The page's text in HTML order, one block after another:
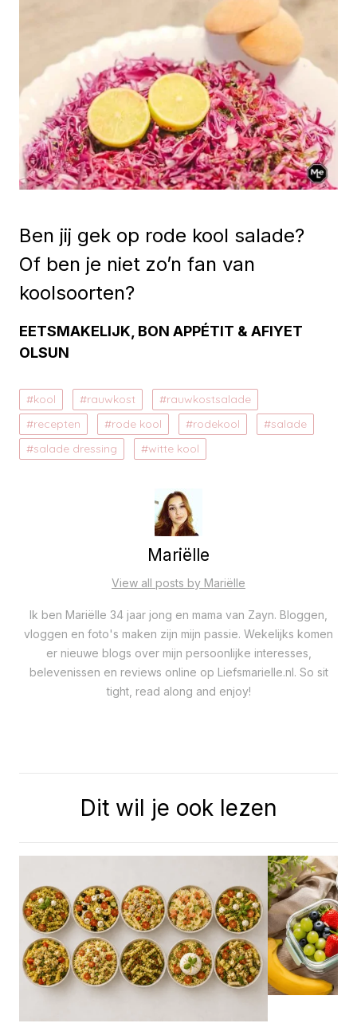
Ben jij gek op rode kool salade?
Of ben je niet zo’n fan van
koolsoorten?
EETSMAKELIJK, BON APPÉTIT & AFIYET
OLSUN
kool rauwkost
rauwkostsalade
recepten
rode kool rodekool
salade
salade dressing
witte kool
Mariëlle
View all posts by Mariëlle
Ik ben Mariëlle 34 jaar jong en mama van Zayn. Bloggen,
vloggen en foto's maken zijn mijn passie. Wekelijks komen
er nieuwe blogs over mijn persoonlijke interesses,
belevenissen en reviews online op Liefsmarielle.nl. So sit
tight, read along and enjoy!
Dit wil je ook lezen